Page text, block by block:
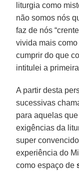
liturgia como
não somos nós
faz de nós
vivida mais
cumprir do que
intitulei a
A partir desta
sucessivas
para aquelas
exigências da
super
experiência do
como espaço de